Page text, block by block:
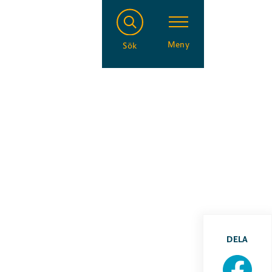
Sök Meny
DELA